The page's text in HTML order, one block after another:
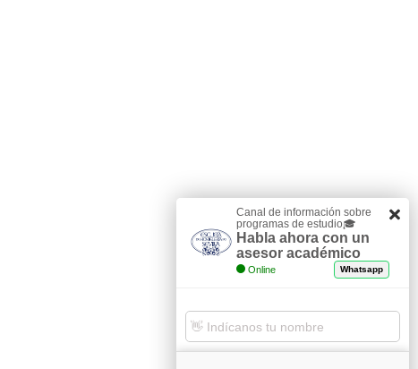
Canal de información sobre
programas de estudio🎓
Habla ahora con un
asesor académico
Online Whatsapp